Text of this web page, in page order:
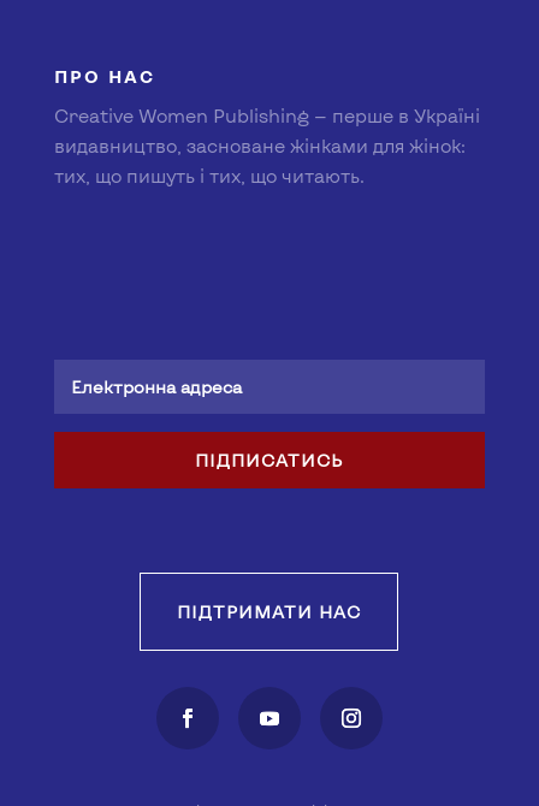
ПРО НАС
Creative Women Publishing — перше в Україні
видавництво, засноване жінками для жінок:
тих, що пишуть і тих, що читають.
ПІДПИСАТИСЬ
ПІДТРИМАТИ НАС